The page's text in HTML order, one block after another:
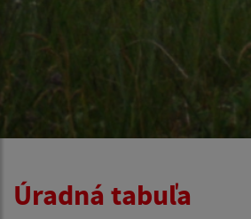
Úradná tabuľa